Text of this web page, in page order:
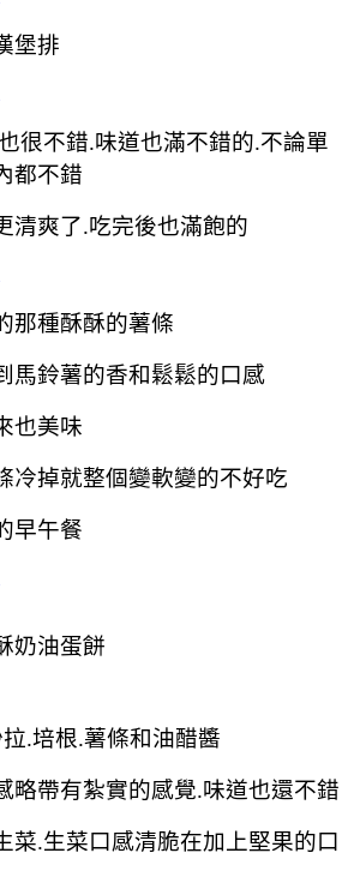
堡排
很不錯.味道也滿不錯的.不論單
都不錯
清爽了.吃完後也滿飽的
那種酥酥的薯條
馬鈴薯的香和鬆鬆的口感
也美味
冷掉就整個變軟變的不好吃
早午餐
奶油蛋餅
.培根.薯條和油醋醬
略帶有紮實的感覺.味道也還不錯
菜.生菜口感清脆在加上堅果的口